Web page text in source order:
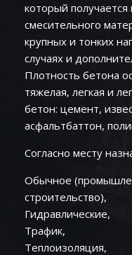
который
смесительного
крупных и тонких
случаях и
Плотность бетона
тяжелая, легкая и
бетон: цемент,
асфальтбаттон,
Согласно месту
Обычное
строительство),
Гидравлические,
Трафик,
Теплоизоляция,